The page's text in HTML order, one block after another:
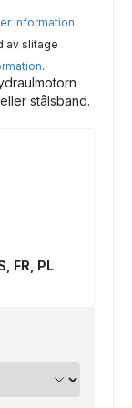
information.
av slitage
.
stålsband.
FR, PL